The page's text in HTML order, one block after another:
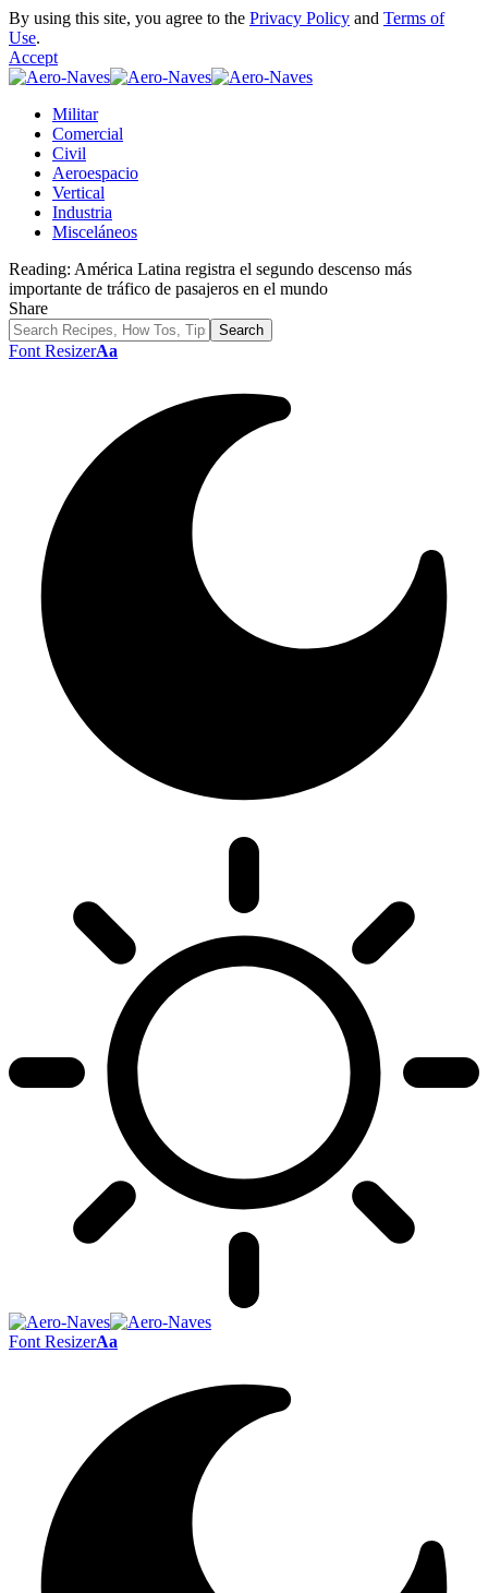
By using this site, you agree to the Privacy Policy and Terms of
Use.
Accept
Militar
Comercial
Civil
Aeroespacio
Vertical
Industria
Misceláneos
Reading: América Latina registra el segundo descenso más
importante de tráfico de pasajeros en el mundo
Share
Font ResizerAa
Font ResizerAa